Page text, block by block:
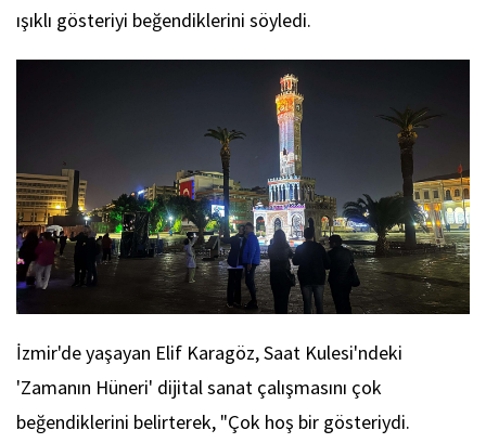
ışıklı gösteriyi beğendiklerini söyledi.
İzmir'de yaşayan Elif Karagöz, Saat Kulesi'ndeki
'Zamanın Hüneri' dijital sanat çalışmasını çok
beğendiklerini belirterek, "Çok hoş bir gösteriydi.